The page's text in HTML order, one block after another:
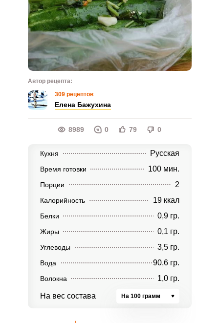
Автор рецепта:
309 рецептов
Елена Бажухина
8989 0 79 0
Кухня Русская
Время готовки 100 мин.
Порции 2
Калорийность 19 ккал
Белки 0,9 гр.
Жиры 0,1 гр.
Углеводы 3,5 гр.
Вода 90,6 гр.
Волокна 1,0 гр.
На вес состава На 100 грамм